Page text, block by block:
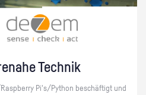
Tech­nik
Pi's/Py­thon be­schäf­tigt und